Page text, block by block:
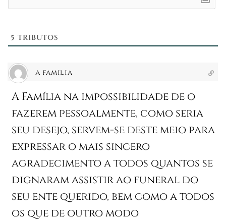
5 TRIBUTOS
a familia
A Família na impossibilidade de o
fazerem pessoalmente, como seria
seu desejo, servem-se deste meio para
expressar o mais sincero
agradecimento a todos quantos se
dignaram assistir ao funeral do
seu ente querido, bem como a todos
os que de outro modo